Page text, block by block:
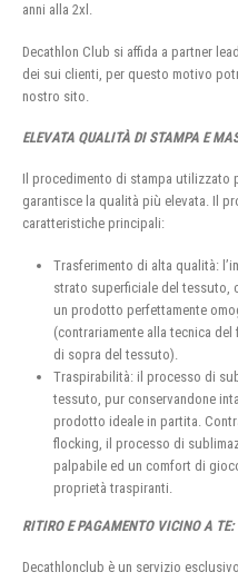
anni alla 2xl.
Decathlon Club si affida a partner
dei sui clienti, per questo motivo
nostro sito.
ELEVATA QUALITÀ DI STAMPA E
Il procedimento di stampa utilizzato
garantisce la qualità più elevata. Il
caratteristiche principali:
Trasferimento di alta qualità:
strato superficiale del tessuto,
un prodotto perfettamente
(contrariamente alla tecnica del
di sopra del tessuto).
Traspirabilità: il processo di
tessuto, pur conservandone
prodotto ideale in partita.
flocking, il processo di
palpabile ed un comfort di
proprietà traspiranti.
RITIRO E PAGAMENTO VICINO A TE:
Decathlonclub è un servizio